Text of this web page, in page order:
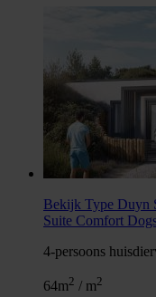
Bekijk Type Duyn
Suite Comfort
4-persoons
64m2 / m2